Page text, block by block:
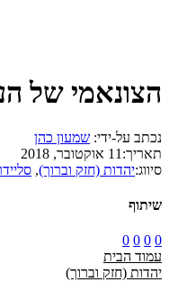
הצונאמי של
נכתב על-ידי: שמעון כהן
תאריך: 11 אוקטובר, 2018
סיווג:יהדות (חזק וברוך),
שיתוף
0
0
0
0
עמוד הבית
יהדות (חזק וברוך)